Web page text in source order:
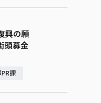
修可能）
講可能）
』次世代塾」
興の願
頭募金
課